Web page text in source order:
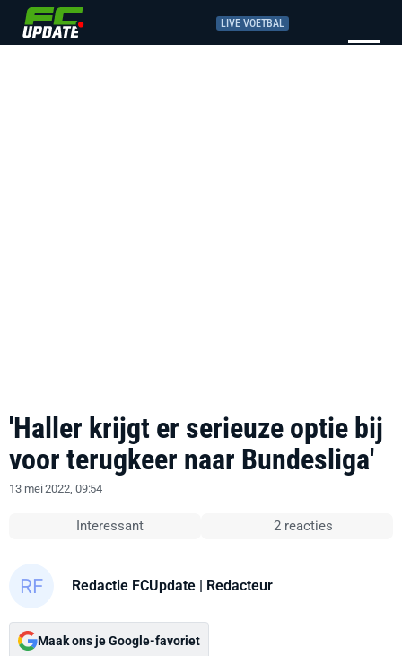
LIVE VOETBAL
'Haller krijgt er serieuze optie bij
voor terugkeer naar Bundesliga'
13 mei 2022, 09:54
Interessant 2 reacties
Redactie FCUpdate | Redacteur
Maak ons je Google-favoriet